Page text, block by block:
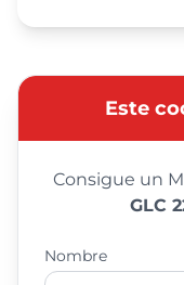
Este
Consigue un
GLC
Nombre